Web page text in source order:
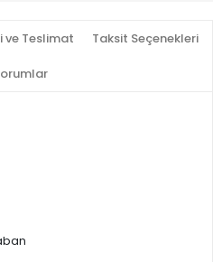
ve Teslimat Taksit Seçenekleri